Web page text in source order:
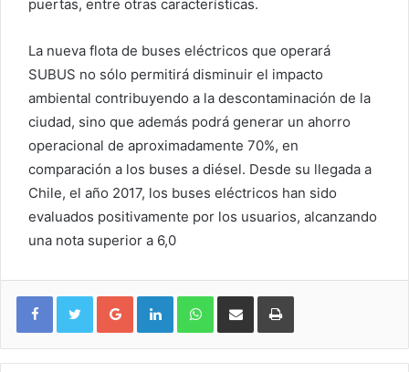
puertas, entre otras características.
La nueva flota de buses eléctricos que operará
SUBUS no sólo permitirá disminuir el impacto
ambiental contribuyendo a la descontaminación de la
ciudad, sino que además podrá generar un ahorro
operacional de aproximadamente 70%, en
comparación a los buses a diésel. Desde su llegada a
Chile, el año 2017, los buses eléctricos han sido
evaluados positivamente por los usuarios, alcanzando
una nota superior a 6,0
Google+ LinkedIn WhatsApp